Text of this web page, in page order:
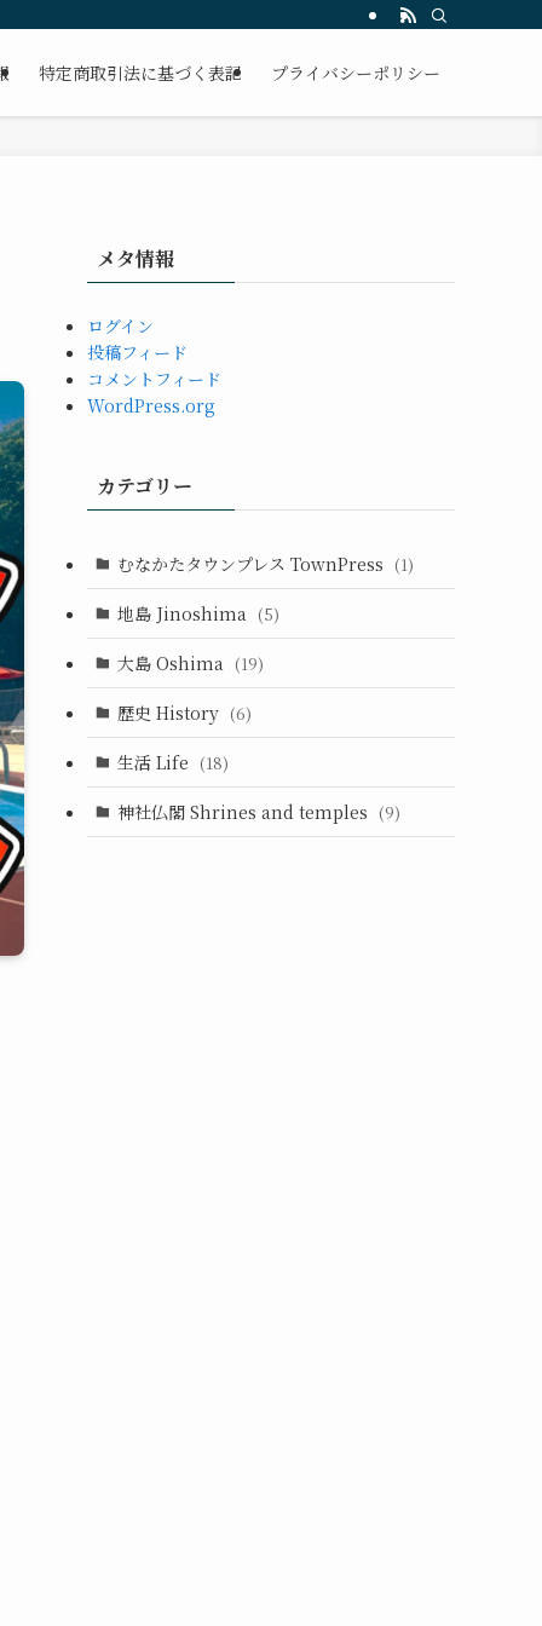
特定商取引法に基づく表記 プライバシーポリシー
メタ情報
ログイン
投稿フィード
コメントフィード
WordPress.org
カテゴリー
むなかたタウンプレス TownPress (1)
地島 Jinoshima (5)
大島 Oshima (19)
歴史 History (6)
生活 Life (18)
神社仏閣 Shrines and temples (9)